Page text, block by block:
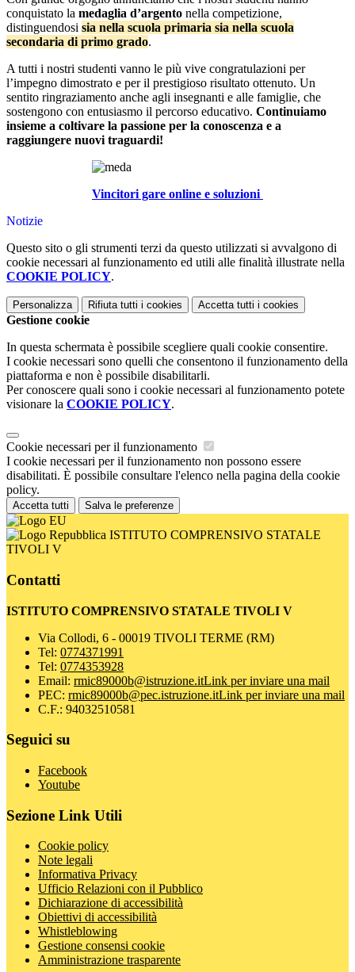
conquistato la medaglia d’argento nella competizione,
distinguendosi sia nella scuola primaria sia nella scuola
secondaria di primo grado.
A tutti i nostri studenti vanno le più vive congratulazioni per
l’impegno dimostrato e per il prestigioso risultato ottenuto. Un
sentito ringraziamento anche agli insegnanti e alle famiglie, che
sostengono con entusiasmo il percorso educativo. Continuiamo
insieme a coltivare la passione per la conoscenza e a
raggiungere nuovi traguardi!
Vincitori gare online e soluzioni
Notizie
Questo sito o gli strumenti terzi da questo utilizzati si avvalgono di
cookie necessari al funzionamento ed utili alle finalità illustrate nella
COOKIE POLICY.
Personalizza Rifiuta tutti i cookies Accetta tutti i cookies
Gestione cookie
In questa schermata è possibile scegliere quali cookie consentire.
I cookie necessari sono quelli che consentono il funzionamento della
piattaforma e non è possibile disabilitarli.
Per conoscere quali sono i cookie necessari al funzionamento potete
visionare la COOKIE POLICY.
Cookie necessari per il funzionamento
I cookie necessari per il funzionamento non possono essere
disabilitati. È possibile consultare l'elenco nella pagina della cookie
policy.
Accetta tutti Salva le preferenze
ISTITUTO COMPRENSIVO STATALE
TIVOLI V
Contatti
ISTITUTO COMPRENSIVO STATALE TIVOLI V
Via Collodi, 6 - 00019 TIVOLI TERME (RM)
Tel: 0774371991
Tel: 0774353928
Email: rmic89000b@istruzione.itLink per inviare una mail
PEC: rmic89000b@pec.istruzione.itLink per inviare una mail
C.F.: 94032510581
Seguici su
Facebook
Youtube
Sezione Link Utili
Cookie policy
Note legali
Informativa Privacy
Ufficio Relazioni con il Pubblico
Dichiarazione di accessibilità
Obiettivi di accessibilità
Whistleblowing
Gestione consensi cookie
Amministrazione trasparente